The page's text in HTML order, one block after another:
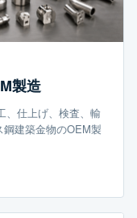
製造
、仕上げ、検査、輸
建築金物のOEM製